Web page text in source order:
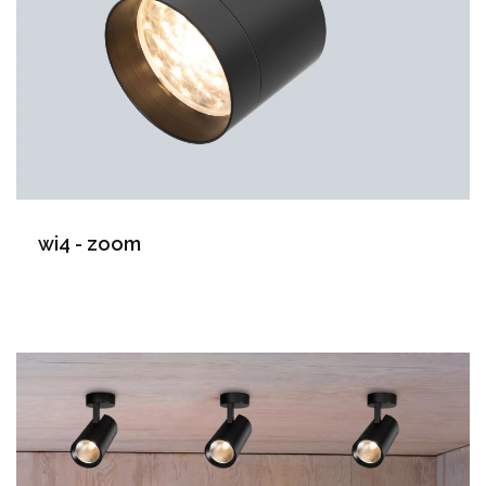
wi4 - zoom